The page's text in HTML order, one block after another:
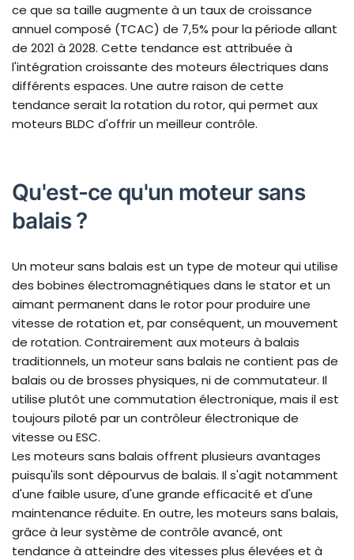
ce que sa taille augmente à un taux de croissance
annuel composé (TCAC) de 7,5% pour la période allant
de 2021 à 2028. Cette tendance est attribuée à
l'intégration croissante des moteurs électriques dans
différents espaces. Une autre raison de cette
tendance serait la rotation du rotor, qui permet aux
moteurs BLDC d'offrir un meilleur contrôle.
Qu'est-ce qu'un moteur sans
balais ?
Un moteur sans balais est un type de moteur qui utilise
des bobines électromagnétiques dans le stator et un
aimant permanent dans le rotor pour produire une
vitesse de rotation et, par conséquent, un mouvement
de rotation. Contrairement aux moteurs à balais
traditionnels, un moteur sans balais ne contient pas de
balais ou de brosses physiques, ni de commutateur. Il
utilise plutôt une commutation électronique, mais il est
toujours piloté par un contrôleur électronique de
vitesse ou ESC.
Les moteurs sans balais offrent plusieurs avantages
puisqu'ils sont dépourvus de balais. Il s'agit notamment
d'une faible usure, d'une grande efficacité et d'une
maintenance réduite. En outre, les moteurs sans balais,
grâce à leur système de contrôle avancé, ont
tendance à atteindre des vitesses plus élevées et à